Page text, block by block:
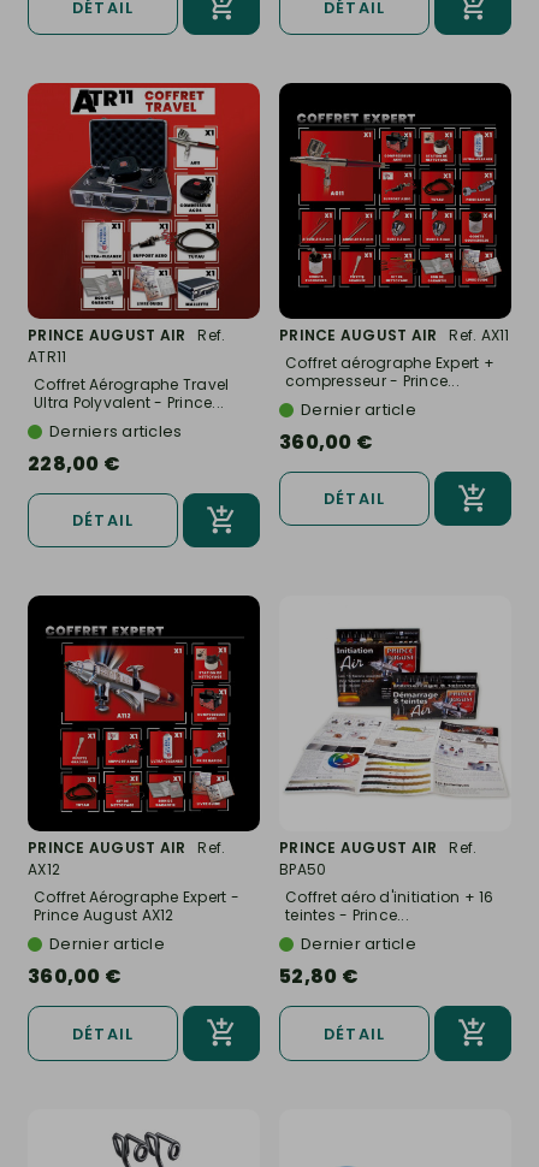
DÉTAIL DÉTAIL
PRINCE AUGUST AIR
Ref.
ATR11
Coffret Aérographe Travel
Ultra Polyvalent - Prince...
Derniers articles
228,00 €
DÉTAIL
PRINCE AUGUST AIR
Ref. AX11
Coffret aérographe Expert +
compresseur - Prince...
Dernier article
360,00 €
DÉTAIL
PRINCE AUGUST AIR
Ref.
AX12
Coffret Aérographe Expert -
Prince August AX12
Dernier article
360,00 €
DÉTAIL
PRINCE AUGUST AIR
Ref.
BPA50
Coffret aéro d'initiation + 16
teintes - Prince...
Dernier article
52,80 €
DÉTAIL